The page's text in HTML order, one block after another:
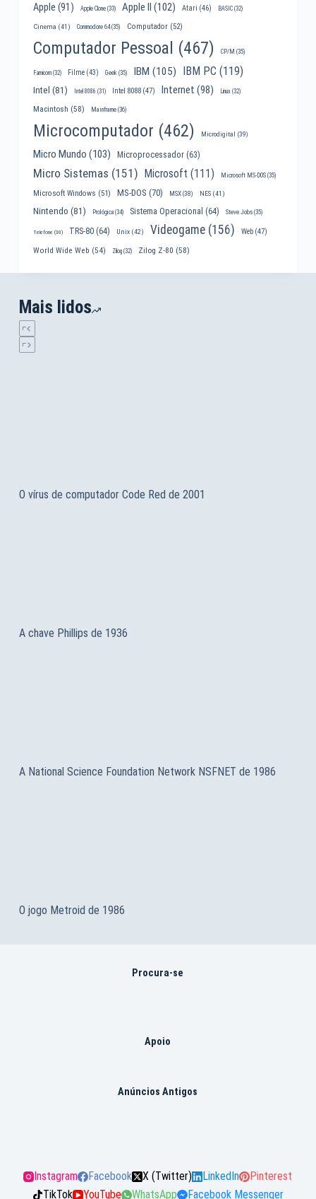
Apple (91) Apple Clone(33) Apple II (102) Atari (46) BASIC(32)
Cinema (41) Commodore 64(35) Computador(52)
Computador Pessoal (467) CP/M (35)
Famicom(32) Filme(43) Geek(35) IBM (105) IBM PC (119)
Intel (81) Intel 8086 (31) Intel 8088(47) Internet (98) Linux(32)
Macintosh (58) Mainframe(36)
Microcomputador (462) Microdigital (39)
Micro Mundo (103) Microprocessador(63)
Micro Sistemas (151) Microsoft (111) Microsoft MS-DOS(35)
Microsoft Windows (51) MS-DOS (70) MSX(38) NES(41)
Nintendo (81) Prológica(34) Sistema Operacional (64) Steve Jobs(35)
Telefone (30) TRS-80(64) Unix(42) Videogame(156) Web(47)
World Wide Web (54) Zilog(32) Zilog Z-80 (58)
Mais lidos
O vírus de computador Code Red de 2001
A chave Phillips de 1936
A National Science Foundation Network NSFNET de 1986
O jogo Metroid de 1986
Procura-se
Apoio
Anúncios Antigos
Instagram Facebook X (Twitter) LinkedIn
Pinterest
TikTok
YouTube WhatsApp Facebook Messenger